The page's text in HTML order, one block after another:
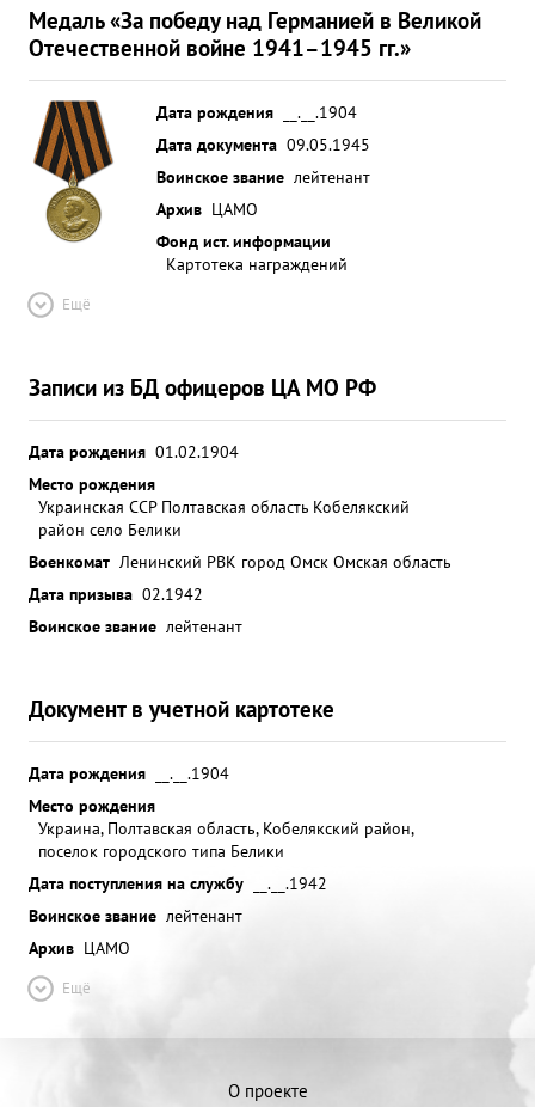
Медаль «За победу над Германией в Великой
Отечественной войне 1941–1945 гг.»
Дата рождения
__.__.1904
Дата документа 09.05.1945
Воинское звание лейтенант
Архив ЦАМО
Фонд ист. информации
Картотека награждений
Ещё
Записи из БД офицеров ЦА МО РФ
Дата рождения 01.02.1904
Место рождения
Украинская ССР Полтавская область Кобелякский
район село Белики
Военкомат Ленинский РВК город Омск Омская область
Дата призыва 02.1942
Воинское звание лейтенант
Документ в учетной картотеке
Дата рождения
__.__.1904
Место рождения
Украина, Полтавская область, Кобелякский район,
поселок городского типа Белики
Дата поступления на службу
__.__.1942
Воинское звание лейтенант
Архив ЦАМО
Ещё
О проекте